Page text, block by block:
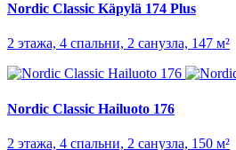
Nordic Classic Käpylä 174 Plus
2 этажа, 4 спальни, 2 санузла, 147 м²
Nordic Classic Hailuoto 176
2 этажа, 4 спальни, 2 санузла, 150 м²